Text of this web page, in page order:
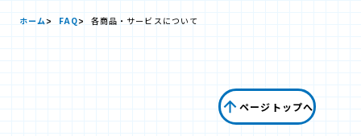
ホーム FAQ 各商品・サービスについて
ページトップへ